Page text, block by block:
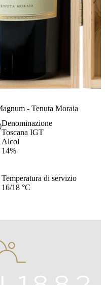
- Tenuta Moraia
Denominazione
Toscana IGT
Alcol
14%
Temperatura di servizio
16/18 °C